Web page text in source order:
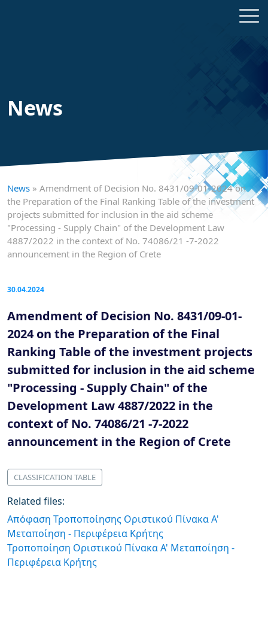
News
News » Amendment of Decision No. 8431/09-01-2024 on
the Preparation of the Final Ranking Table of the investment
projects submitted for inclusion in the aid scheme
"Processing - Supply Chain" of the Development Law
4887/2022 in the context of No. 74086/21 -7-2022
announcement in the Region of Crete
30.04.2024
Amendment of Decision No. 8431/09-01-
2024 on the Preparation of the Final
Ranking Table of the investment projects
submitted for inclusion in the aid scheme
"Processing - Supply Chain" of the
Development Law 4887/2022 in the
context of No. 74086/21 -7-2022
announcement in the Region of Crete
CLASSIFICATION TABLE
Related files:
Απόφαση Τροποποίησης Οριστικού Πίνακα Α'
Μεταποίηση - Περιφέρεια Κρήτης
Τροποποίηση Οριστικού Πίνακα Α' Μεταποίηση -
Περιφέρεια Κρήτης